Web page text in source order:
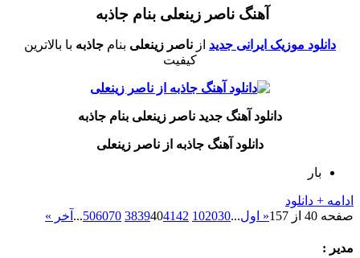
آهنگ ناصر زینعلی بنام جاذبه
دانلود موزیک ایرانی جدید از ناصر زینعلی بنام جاذبه با بالاترین
کیفیت
دانلود آهنگ جدید ناصر زینعلی بنام جاذبه
دانلود آهنگ جاذبه از ناصر زینعلی
بار
ادامه + دانلود
صفحه 40 از 157
« اول...
102030
3839404142
506070
... آخر »
مدیر :